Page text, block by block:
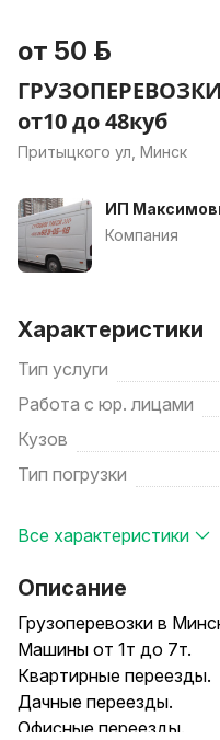
от 50 р.
от10 до 48куб
Притыцкого ул, Минск
ИП
Компания
Характеристики
Тип услуги
Работа с юр. лицами
Кузов
Тип погрузки
Все характеристики
Описание
Грузоперевозки в
Машины от 1т до 7т.
Квартирные переезды.
Дачные переезды.
Офисные переезды.